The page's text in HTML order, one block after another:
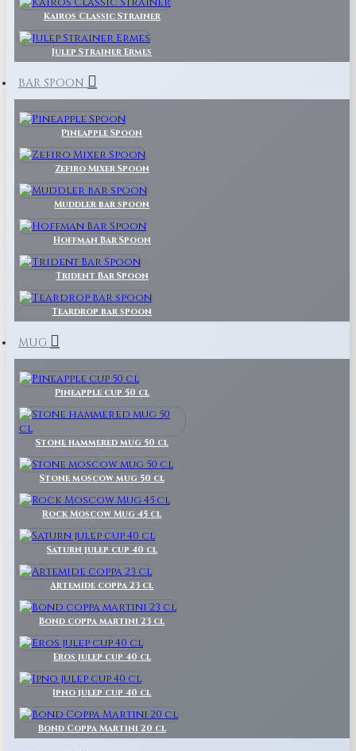
Kairos Classic Strainer
Julep Strainer Ermes
BAR SPOON
Pineapple Spoon
Zefiro Mixer Spoon
Muddler bar spoon
Hoffman Bar Spoon
Trident Bar Spoon
Teardrop bar spoon
MUG
Pineapple cup 50 cl
Stone hammered mug 50 cl
Stone moscow mug 50 cl
Rock Moscow Mug 45 cl
Saturn julep cup 40 cl
Artemide coppa 23 cl
Bond coppa martini 23 cl
Eros julep cup 40 cl
Ipno julep cup 40 cl
Bond Coppa Martini 20 cl